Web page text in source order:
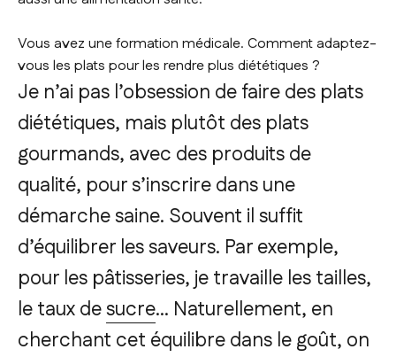
Vous avez une formation médicale. Comment adaptez-
vous les plats pour les rendre plus diététiques ?
Je n’ai pas l’obsession de faire des plats
diététiques, mais plutôt des plats
gourmands, avec des produits de
qualité, pour s’inscrire dans une
démarche saine. Souvent il suffit
d’équilibrer les saveurs. Par exemple,
pour les pâtisseries, je travaille les tailles,
le taux desucre… Naturellement, en
cherchant cet équilibre dans le goût, on